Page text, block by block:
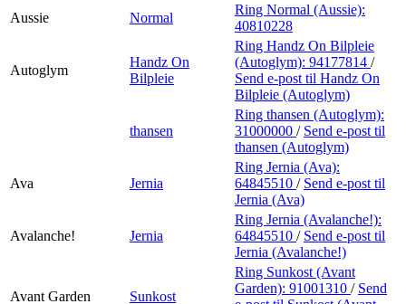
Aussie
Normal
Ring Normal (Aussie):
40810228
Autoglym
Handz On
Bilpleie
Ring Handz On Bilpleie
(Autoglym): 94177814 /
Send e-post til Handz On
Bilpleie (Autoglym)
thansen
Ring thansen (Autoglym):
31000000 / Send e-post til
thansen (Autoglym)
Ava Jernia
Ring Jernia (Ava):
64845510 / Send e-post til
Jernia (Ava)
Avalanche! Jernia
Ring Jernia (Avalanche!):
64845510 / Send e-post til
Jernia (Avalanche!)
Avant Garden Sunkost
Ring Sunkost (Avant
Garden): 91001310 / Send